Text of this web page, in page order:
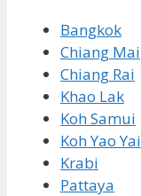
Bangkok
Chiang Mai
Chiang Rai
Khao Lak
Koh Samui
Koh Yao Yai
Krabi
Pattaya